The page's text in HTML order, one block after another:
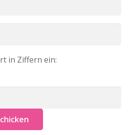
in Ziffern ein: